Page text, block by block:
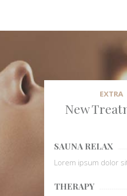
EXTRA
New
SAUNA RELAX
Lorem ipsum dolor
THERAPY